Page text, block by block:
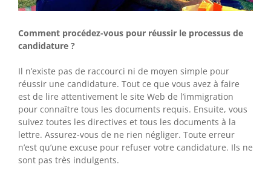
Comment procédez-vous pour réussir le processus de
candidature ?
Il n’existe pas de raccourci ni de moyen simple pour
réussir une candidature. Tout ce que vous avez à faire
est de lire attentivement le site Web de l’immigration
pour connaître tous les documents requis. Ensuite, vous
suivez toutes les directives et tous les documents à la
lettre. Assurez-vous de ne rien négliger. Toute erreur
n’est qu’une excuse pour refuser votre candidature. Ils ne
sont pas très indulgents.